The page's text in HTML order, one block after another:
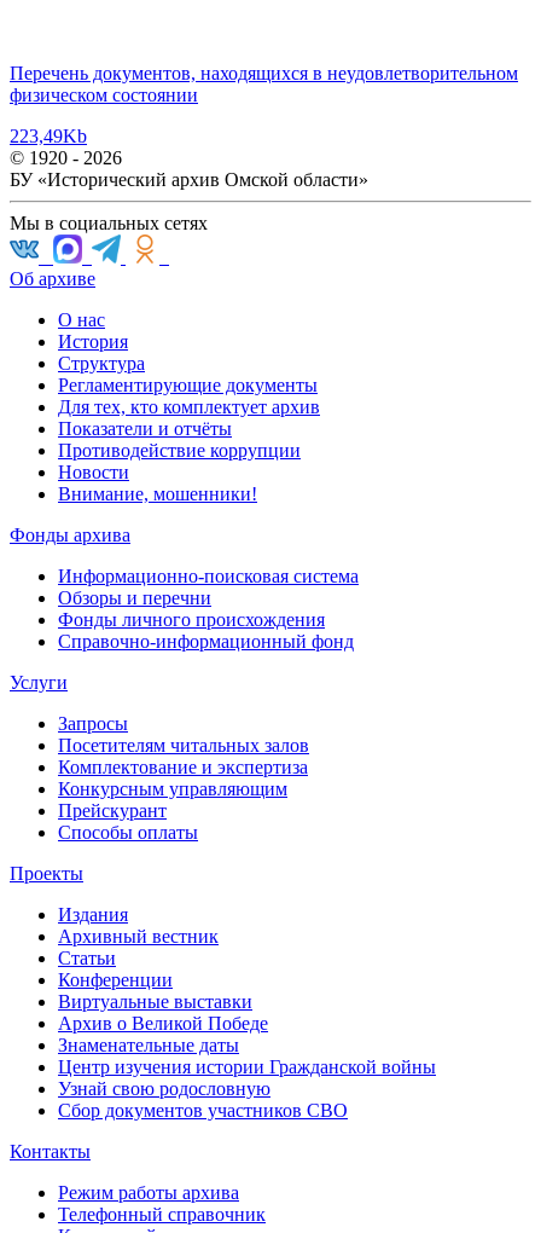
Перечень документов, находящихся в неудовлетворительном
физическом состоянии
223,49Kb
© 1920 - 2026
БУ «Исторический архив Омской области»
Мы в социальных сетях
Об архиве
О нас
История
Структура
Регламентирующие документы
Для тех, кто комплектует архив
Показатели и отчёты
Противодействие коррупции
Новости
Внимание, мошенники!
Фонды архива
Информационно-поисковая система
Обзоры и перечни
Фонды личного происхождения
Справочно-информационный фонд
Услуги
Запросы
Посетителям читальных залов
Комплектование и экспертиза
Конкурсным управляющим
Прейскурант
Способы оплаты
Проекты
Издания
Архивный вестник
Статьи
Конференции
Виртуальные выставки
Архив о Великой Победе
Знаменательные даты
Центр изучения истории Гражданской войны
Узнай свою родословную
Сбор документов участников СВО
Контакты
Режим работы архива
Телефонный справочник